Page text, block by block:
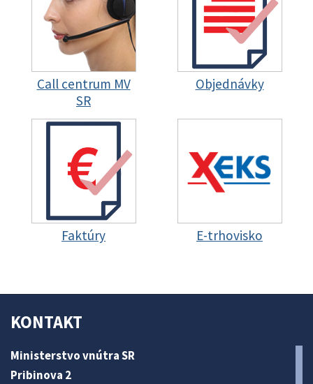
Call centrum MV
SR
Objednávky
Faktúry E-trhovisko
KONTAKT
Ministerstvo vnútra SR
Pribinova 2